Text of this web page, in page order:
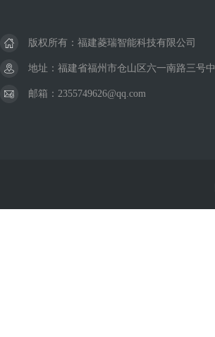
版权所有：福建菱瑞智能科技有限公司
地址：福建省福州市仓山区六一南路三号
邮箱：2355749626@qq.com